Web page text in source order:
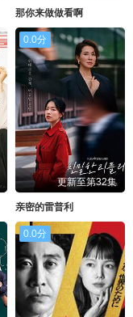
那你来做做看啊
0.0分
更新至第32集
亲密的雷普利
0.0分